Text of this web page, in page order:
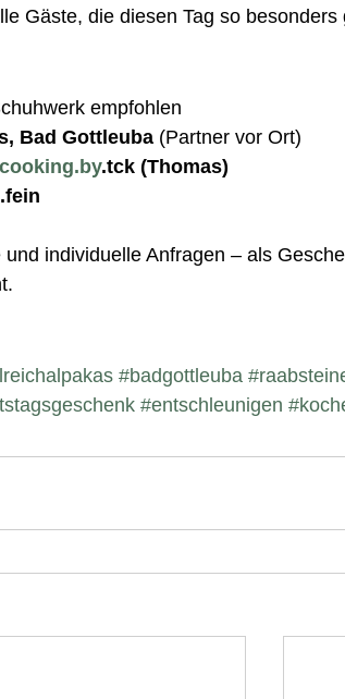
Gäste, die diesen Tag so besonders
empfohlen
Bad Gottleuba (Partner vor Ort)
.tck (Thomas)
individuelle Anfragen – als
#badgottleuba
#entschleunigen